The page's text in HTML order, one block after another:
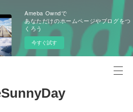
Ameba Owndで
あなただけのホームページやブログをつ
くろう
今すぐ試す